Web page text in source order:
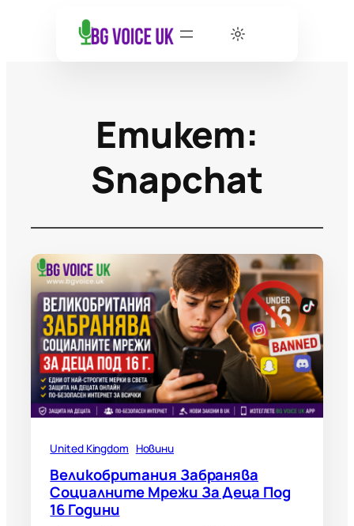
Етикет:
Snapchat
United Kingdom Новини
Великобритания Забранява
Социалните Мрежи За Деца Под
16 Години